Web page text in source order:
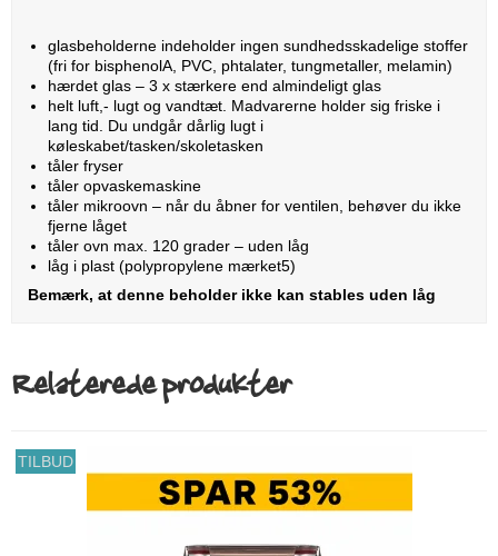
glasbeholderne indeholder ingen sundhedsskadelige stoffer
(fri for bisphenolA, PVC, phtalater, tungmetaller, melamin)
hærdet glas – 3 x stærkere end almindeligt glas
helt luft,- lugt og vandtæt. Madvarerne holder sig friske i
lang tid. Du undgår dårlig lugt i
køleskabet/tasken/skoletasken
tåler fryser
tåler opvaskemaskine
tåler mikroovn – når du åbner for ventilen, behøver du ikke
fjerne låget
tåler ovn max. 120 grader – uden låg
låg i plast (polypropylene mærket5)
Bemærk, at denne beholder ikke kan stables uden låg
Relaterede produkter
TILBUD